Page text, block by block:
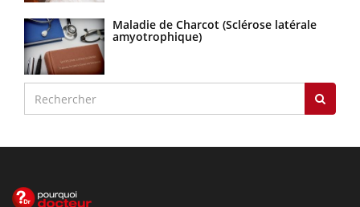
Maladie de Charcot (Sclérose latérale
amyotrophique)